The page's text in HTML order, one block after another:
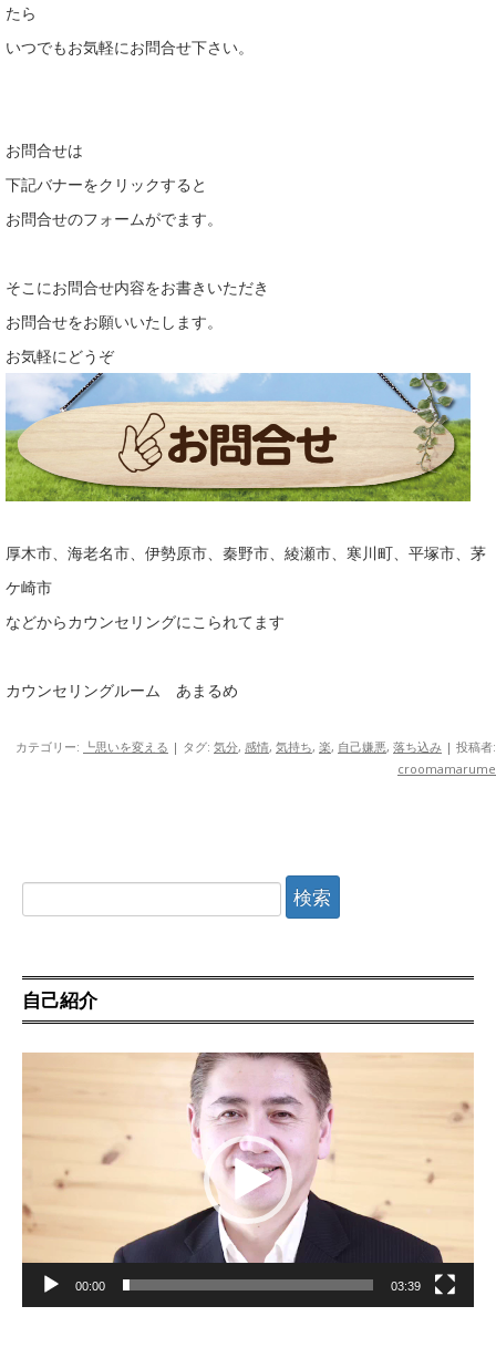
たら
いつでもお気軽にお問合せ下さい。
お問合せは
下記バナーをクリックすると
お問合せのフォームがでます。
そこにお問合せ内容をお書きいただき
お問合せをお願いいたします。
お気軽にどうぞ
厚木市、海老名市、伊勢原市、秦野市、綾瀬市、寒川町、平塚市、茅
ケ崎市
などからカウンセリングにこられてます
カウンセリングルーム あまるめ
カテゴリー: ┗思いを変える | タグ: 気分, 感情, 気持ち, 楽, 自己嫌悪, 落ち込み | 投稿者:
croomamarume
検
索:
自己紹介
動
ヤ
00:00 03:39